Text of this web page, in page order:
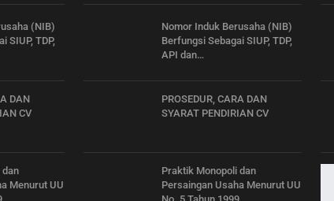
(NIB)
SIUP, TDP,
DAN
CV
dan
Menurut UU
Nomor Induk Berusaha (NIB)
Berfungsi Sebagai SIUP, TDP,
API dan…
PROSEDUR, CARA DAN
SYARAT PENDIRIAN CV
Praktik Monopoli dan
Persaingan Usaha Menurut UU